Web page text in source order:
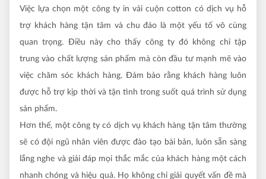
Việc lựa chọn một công ty in vải cuộn cotton có dịch vụ hỗ
trợ khách hàng tận tâm và chu đáo là một yếu tố vô cùng
quan trọng. Điều này cho thấy công ty đó không chỉ tập
trung vào chất lượng sản phẩm mà còn đầu tư mạnh mẽ vào
việc chăm sóc khách hàng. Đảm bảo rằng khách hàng luôn
được hỗ trợ kịp thời và tận tình trong suốt quá trình sử dụng
sản phẩm.
Hơn thế, một công ty có dịch vụ khách hàng tận tâm thường
sẽ có đội ngũ nhân viên được đào tạo bài bản, luôn sẵn sàng
lắng nghe và giải đáp mọi thắc mắc của khách hàng một cách
nhanh chóng và hiệu quả. Họ không chỉ giải quyết vấn đề mà